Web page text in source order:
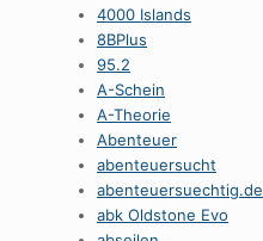
4000 Islands
8BPlus
95.2
A-Schein
A-Theorie
Abenteuer
abenteuersucht
abenteuersuechtig.de
abk Oldstone Evo